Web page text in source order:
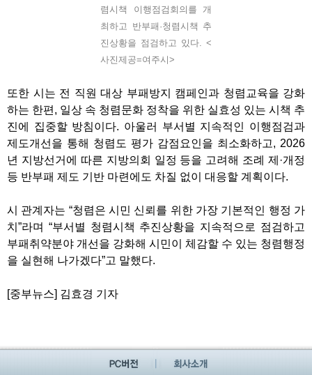
렴시책 이행점검회의를 개
최하고 반부패·청렴시책 추
진상황을 점검하고 있다. <
사진제공=여주시>
또한 시는 전 직원 대상 부패방지 캠페인과 청렴교육을 강화
하는 한편 , 일상 속 청렴문화 정착을 위한 실효성 있는 시책 추
진에 집중할 방침이다. 아울러 부서별 지속적인 이행점검과
제도개선을 통해 청렴도 평가 감점요인을 최소화하고, 2026
년 지방선거에 따른 지방의회 일정 등을 고려해 조례 제 ·개정
등 반부패 제도 기반 마련에도 차질 없이 대응할 계획이다.
시 관계자는 “청렴은 시민 신뢰를 위한 가장 기본적인 행정 가
치 ”라며 “부서별 청렴시책 추진상황을 지속적으로 점검하고
부패취약분야 개선을 강화해 시민이 체감할 수 있는 청렴행정
을 실현해 나가겠다”고 말했다.
[중부뉴스] 김효경 기자